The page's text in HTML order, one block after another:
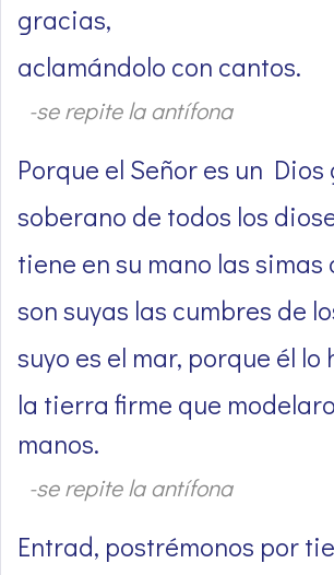
gracias,
aclamándolo con cantos.
-se repite la antífona
Porque el Señor es un
soberano de todos los
tiene en su mano las
son suyas las cumbres de
suyo es el mar, porque él lo
la tierra firme que
manos.
-se repite la antífona
Entrad, postrémonos por